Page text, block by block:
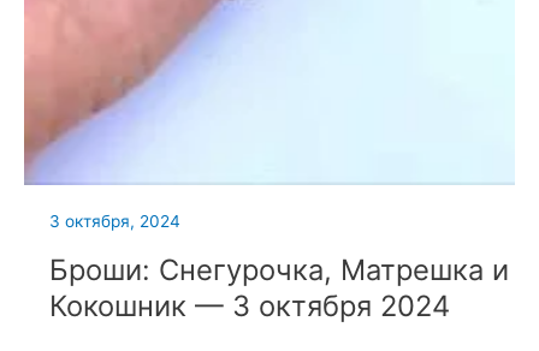
3 октября, 2024
Броши: Снегурочка, Матрешка и
Кокошник — 3 октября 2024